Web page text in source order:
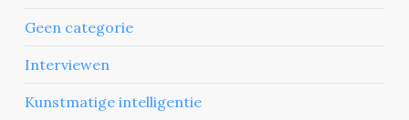
Geen categorie
Interviewen
Kunstmatige intelligentie